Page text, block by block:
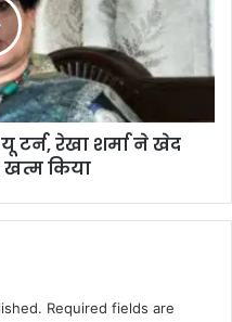
टर्न, रेखा शर्मा ने खेद
खत्म किया
Required fields are